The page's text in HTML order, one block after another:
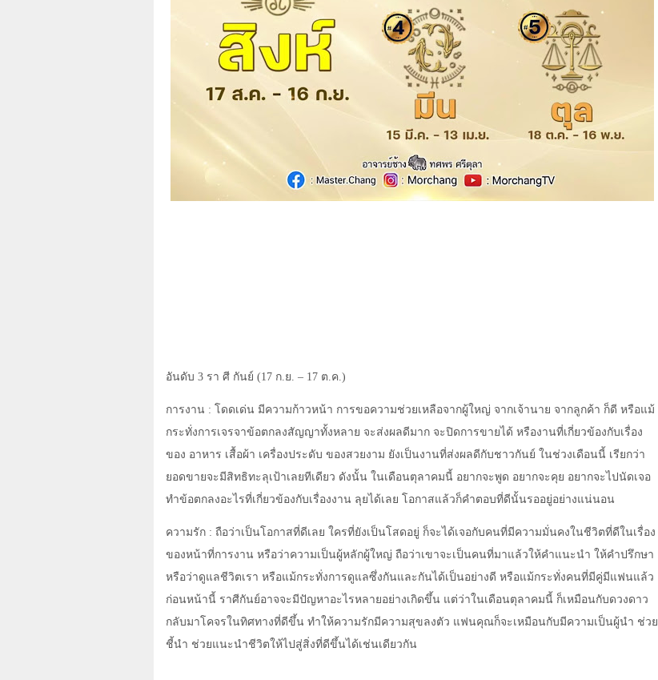
อันดับ 3 รา ศี กันย์ (17 ก.ย. – 17 ต.ค.)
การงาน : โดดเด่น มีความก้าวหน้า การขอความช่วยเหลือจากผู้ใหญ่ จากเจ้านาย จากลูกค้า ก็ดี หรือแม้
กระทั่งการเจรจาข้อตกลงสัญญาทั้งหลาย จะส่งผลดีมาก จะปิดการขายได้ หรืองานที่เกี่ยวข้องกับเรื่อง
ของ อาหาร เสื้อผ้า เครื่องประดับ ของสวยงาม ยังเป็นงานที่ส่งผลดีกับชาวกันย์ ในช่วงเดือนนี้ เรียกว่า
ยอดขายจะมีสิทธิทะลุเป้าเลยทีเดียว ดังนั้น ในเดือนตุลาคมนี้ อยากจะพูด อยากจะคุย อยากจะไปนัดเจอ
ทำข้อตกลงอะไรที่เกี่ยวข้องกับเรื่องงาน ลุยได้เลย โอกาสแล้วก็คำตอบที่ดีนั้นรออยู่อย่างแน่นอน
ความรัก : ถือว่าเป็นโอกาสที่ดีเลย ใครที่ยังเป็นโสดอยู่ ก็จะได้เจอกับคนที่มีความมั่นคงในชีวิตที่ดีในเรื่อง
ของหน้าที่การงาน หรือว่าความเป็นผู้หลักผู้ใหญ่ ถือว่าเขาจะเป็นคนที่มาแล้วให้คำแนะนำ ให้คำปรึกษา
หรือว่าดูแลชีวิตเรา หรือแม้กระทั่งการดูแลซึ่งกันและกันได้เป็นอย่างดี หรือแม้กระทั่งคนที่มีคู่มีแฟนแล้ว
ก่อนหน้านี้ ราศีกันย์อาจจะมีปัญหาอะไรหลายอย่างเกิดขึ้น แต่ว่าในเดือนตุลาคมนี้ ก็เหมือนกับดวงดาว
กลับมาโคจรในทิศทางที่ดีขึ้น ทำให้ความรักมีความสุขลงตัว แฟนคุณก็จะเหมือนกับมีความเป็นผู้นำ ช่วย
ชี้นำ ช่วยแนะนำชีวิตให้ไปสู่สิ่งที่ดีขึ้นได้เช่นเดียวกัน